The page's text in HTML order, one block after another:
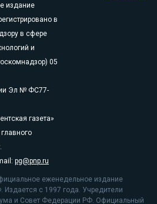
издание
в
в сфере
и
05
Эл № ФС77-
газета»
pg@pnp.ru
еженедельное издание
с 1997 года. Учредители
и Совет Федерации РФ. Официальный